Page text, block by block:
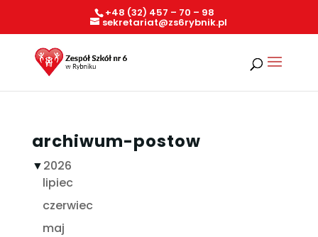
+48 (32) 457 – 70 – 98
sekretariat@zs6rybnik.pl
archiwum-postow
▼2026
lipiec
czerwiec
maj